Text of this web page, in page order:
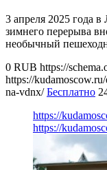
3 апреля 2025 года
зимнего перерыва
необычный
0 RUB https://
https://
na-vdnx/ Бесплатно
https://
https://